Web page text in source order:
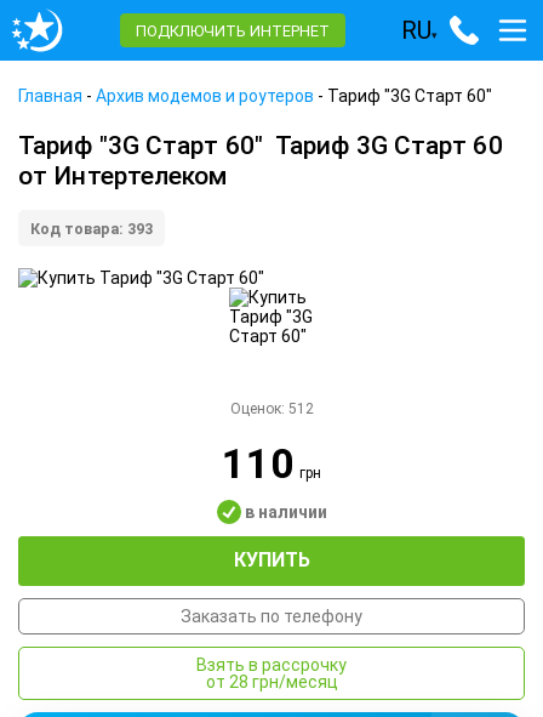
ПОДКЛЮЧИТЬ ИНТЕРНЕТ RU▾
Главная - Архив модемов и роутеров - Тариф "3G Старт 60"
Тариф "3G Старт 60" Тариф 3G Старт 60
от Интертелеком
Код товара: 393
Оценок: 512
110грн
в наличии
КУПИТЬ
Заказать по телефону
Взять в рассрочку
от 28 грн/месяц